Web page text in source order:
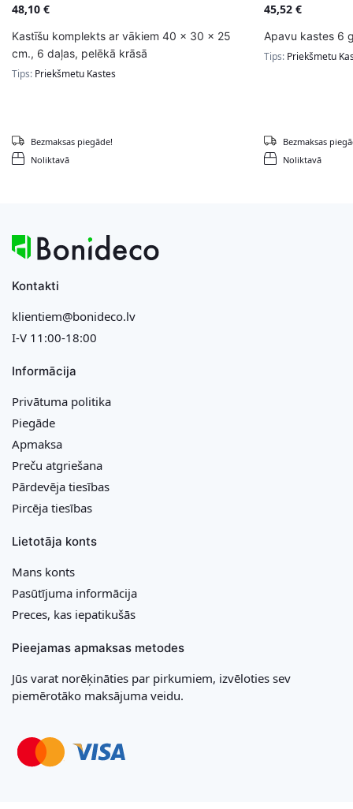
48,10 €
Kastīšu komplekts ar vākiem 40 x 30 x 25
cm., 6 daļas, pelēkā krāsā
Tips: Priekšmetu Kastes
Noliktavā
Bezmaksas piegāde!
45,52 €
Apavu kastes 6
Tips: Priekšmetu
Noliktavā
Bezmaksas
Kontakti
klientiem@bonideco.lv
I-V 11:00-18:00
Informācija
Privātuma politika
Piegāde
Apmaksa
Preču atgriešana
Pārdevēja tiesības
Pircēja tiesības
Lietotāja konts
Mans konts
Pasūtījuma informācija
Preces, kas iepatikušās
Pieejamas apmaksas metodes
Jūs varat norēķināties par pirkumiem, izvēloties sev
piemērotāko maksājuma veidu.